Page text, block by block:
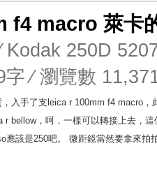
f4 macro 萊卡
Kodak 250D
字 ⁄ 瀏覽數
，入手了支leica r 100mm f4 macro
r bellow，呵，一樣可以轉接上去，
應該是250吧。 微距鏡當然要拿來拍